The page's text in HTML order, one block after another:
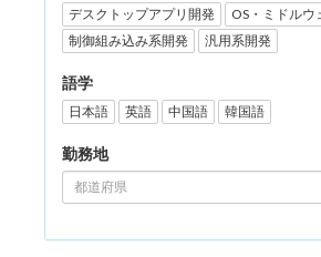
デスクトップアプリ開発
OS・ミドルウ
制御組み込み系開発
汎用系開発
語学
日本語 英語 中国語 韓国語
勤務地
都道府県